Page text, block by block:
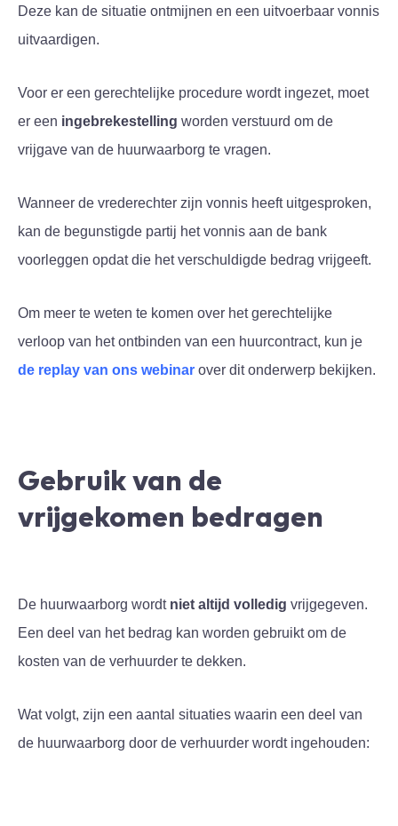
Deze kan de situatie ontmijnen en een uitvoerbaar vonnis
uitvaardigen.
Voor er een gerechtelijke procedure wordt ingezet, moet
er een ingebrekestelling worden verstuurd om de
vrijgave van de huurwaarborg te vragen.
Wanneer de vrederechter zijn vonnis heeft uitgesproken,
kan de begunstigde partij het vonnis aan de bank
voorleggen opdat die het verschuldigde bedrag vrijgeeft.
Om meer te weten te komen over het gerechtelijke
verloop van het ontbinden van een huurcontract, kun je
de replay van ons webinar over dit onderwerp bekijken.
Gebruik van de
vrijgekomen bedragen
De huurwaarborg wordt niet altijd volledig vrijgegeven.
Een deel van het bedrag kan worden gebruikt om de
kosten van de verhuurder te dekken.
Wat volgt, zijn een aantal situaties waarin een deel van
de huurwaarborg door de verhuurder wordt ingehouden: